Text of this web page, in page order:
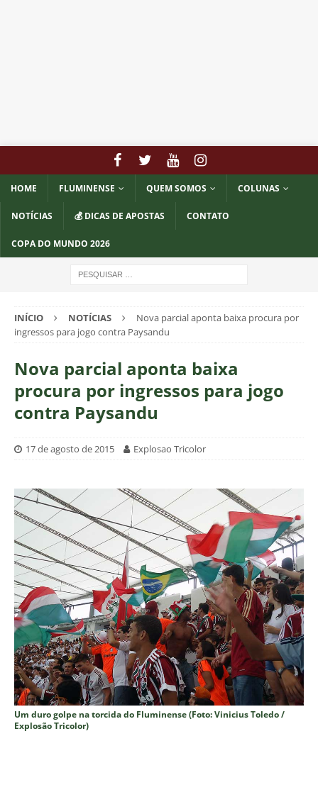
HOME FLUMINENSE QUEM SOMOS COLUNAS
NOTÍCIAS 💰 DICAS DE APOSTAS CONTATO
COPA DO MUNDO 2026
INÍCIO NOTÍCIAS
Nova parcial aponta baixa procura por
ingressos para jogo contra Paysandu
Nova parcial aponta baixa
procura por ingressos para jogo
contra Paysandu
17 de agosto de 2015 Explosao Tricolor
Um duro golpe na torcida do Fluminense (Foto: Vinicius Toledo /
Explosão Tricolor)